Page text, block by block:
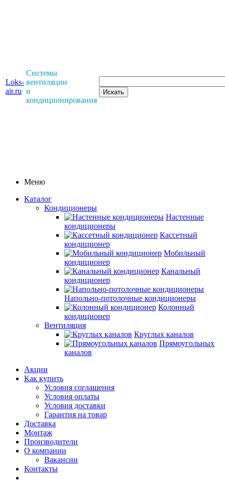
Loks-
air.ru
Системы
вентиляции
и
кондиционирования
Меню
Каталог
Кондиционеры
Настенные
кондиционеры
Кассетный
кондиционер
Мобильный
кондиционер
Канальный
кондиционер
Напольно-потолочные кондиционеры
Колонный
кондиционер
Вентиляция
Круглых каналов
Прямоугольных
каналов
Акции
Как купить
Условия соглашения
Условия оплаты
Условия доставки
Гарантия на товар
Доставка
Монтаж
Производители
О компании
Вакансии
Контакты